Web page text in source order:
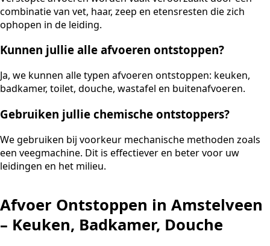
combinatie van vet, haar, zeep en etensresten die zich
ophopen in de leiding.
Kunnen jullie alle afvoeren ontstoppen?
Ja, we kunnen alle typen afvoeren ontstoppen: keuken,
badkamer, toilet, douche, wastafel en buitenafvoeren.
Gebruiken jullie chemische ontstoppers?
We gebruiken bij voorkeur mechanische methoden zoals
een veegmachine. Dit is effectiever en beter voor uw
leidingen en het milieu.
Afvoer Ontstoppen in Amstelveen
– Keuken, Badkamer, Douche